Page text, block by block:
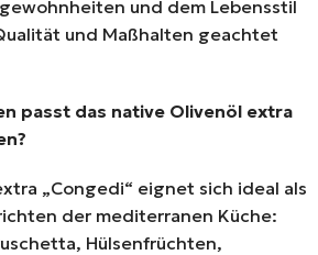
und dem Lebensstil
und Maßhalten geachtet
passt das native Olivenöl extra
„Congedi“ eignet sich ideal als
der mediterranen Küche:
Hülsenfrüchten,